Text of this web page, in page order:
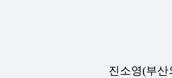
진소영(부산